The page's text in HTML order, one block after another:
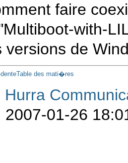
faire
with-
de
Table des mati�res
Hurra
2007-01-26